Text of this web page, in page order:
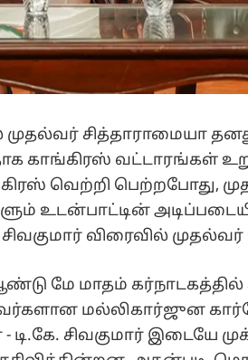
முதல்வர் சித்தாராமையா
காங்கிரஸ் வட்டாரங்கள்
வெற்றி பெற்றபோது,
உடன்பாட்டின்
சிவகுமார் விரைவில்
மே மாதம்
மல்லிகார்ஜுன
டி.கே. சிவகுமார் இடையே